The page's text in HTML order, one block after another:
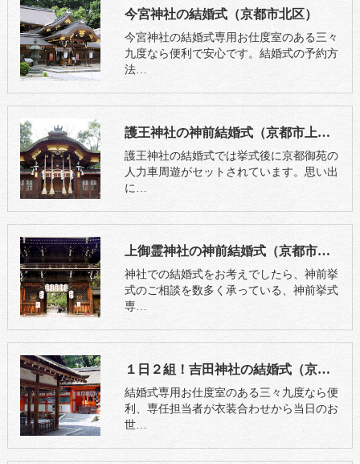
今宮神社の結婚式（京都市北区）
今宮神社の結婚式専用お仕度室のある三々
九度なら便利で安心です。結婚式の予約方
法…
護王神社の神前結婚式（京都市上京区）
護王神社の結婚式では挙式後に京都御苑の
人力車周遊がセットされています。思い出
に…
上御霊神社の神前結婚式（京都市上京区）
神社での結婚式をお考えでしたら、神前挙
式のご相談を数多く承っている、神前挙式
専…
１日２組！吉田神社の結婚式（京都市左京区）
結婚式専用お仕度室のある三々九度なら便
利、専任担当者が衣装合わせから当日のお
世…